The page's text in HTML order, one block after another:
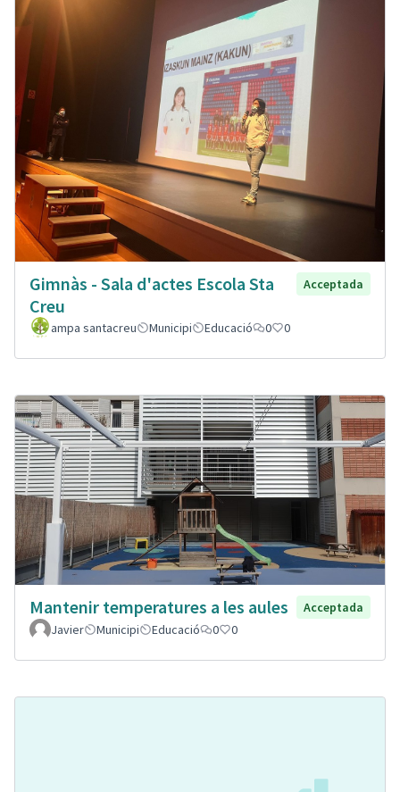
Gimnàs - Sala d'actes Escola Sta
Creu
Acceptada
ampa santacreu Municipi Educació 0 0
Mantenir temperatures a les aules
Acceptada
Javier
Municipi Educació 0 0